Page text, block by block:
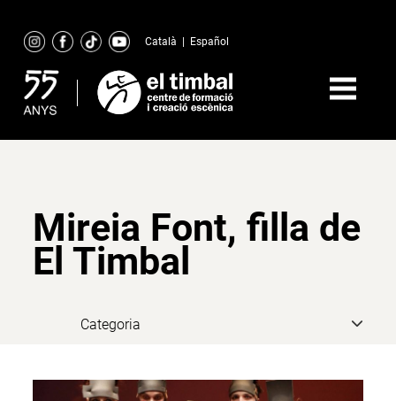
content
Català Español
Mireia Font, filla de
El Timbal